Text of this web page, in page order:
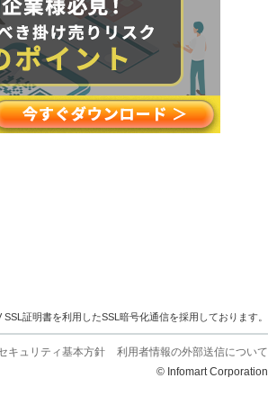
証明書を利用したSSL暗号化通信を採用しております。
キュリティ基本方針
利用者情報の外部送信について
© Infomart Corporation